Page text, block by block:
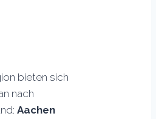
bieten sich
nach
Aachen